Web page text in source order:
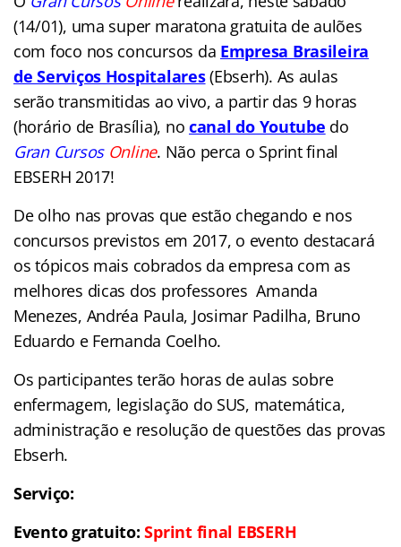
(14/01), uma super maratona gratuita de aulões
com foco nos concursos da Empresa Brasileira
de Serviços Hospitalares(Ebserh). As aulas
serão transmitidas ao vivo, a partir das 9 horas
(horário de Brasília), no canal do Youtube do
Gran Cursos Online. Não perca o Sprint final
EBSERH 2017!
De olho nas provas que estão chegando e nos
concursos previstos em 2017, o evento destacará
os tópicos mais cobrados da empresa com as
melhores dicas dos professores Amanda
Menezes, Andréa Paula, Josimar Padilha, Bruno
Eduardo e Fernanda Coelho.
Os participantes terão horas de aulas sobre
enfermagem, legislação do SUS, matemática,
administração e resolução de questões das provas
Ebserh.
Serviço:
Evento gratuito:Sprint final EBSERH